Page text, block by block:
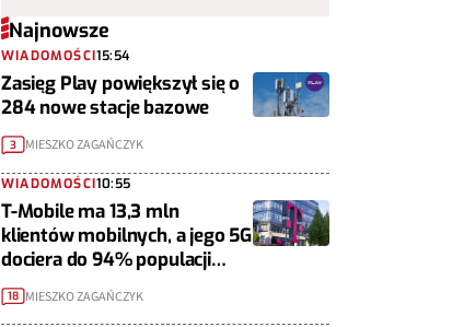
Najnowsze
WIADOMOŚCI15:54
Zasięg Play powiększył się o
284 nowe stacje bazowe
3 MIESZKO ZAGAŃCZYK
WIADOMOŚCI10:55
T-Mobile ma 13,3 mln
klientów mobilnych, a jego 5G
dociera do 94% populacji
Polski
18 MIESZKO ZAGAŃCZYK